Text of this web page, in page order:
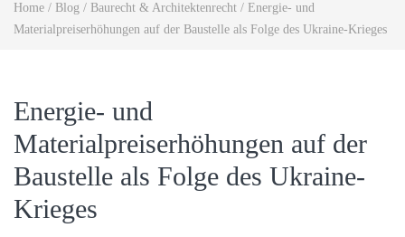
Home / Blog / Baurecht & Architektenrecht / Energie- und
Materialpreiserhöhungen auf der Baustelle als Folge des Ukraine-Krieges
Energie- und
Materialpreiserhöhungen auf der
Baustelle als Folge des Ukraine-
Krieges